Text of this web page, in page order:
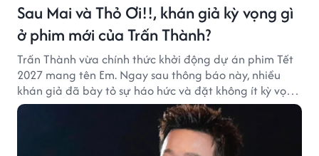
Sau Mai và Thỏ Ơi!!, khán giả kỳ vọng gì
ở phim mới của Trấn Thành?
Trấn Thành vừa chính thức khởi động dự án phim Tết
2027 mang tên Em. Ngay sau thông báo này, nhiều
khán giả đã bày tỏ sự háo hức và đặt không ít kỳ vọng
vào bộ phim mới của Trấn Thành.